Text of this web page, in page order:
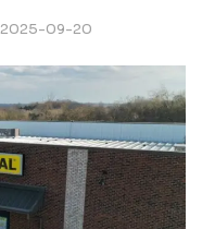
2025-09-20